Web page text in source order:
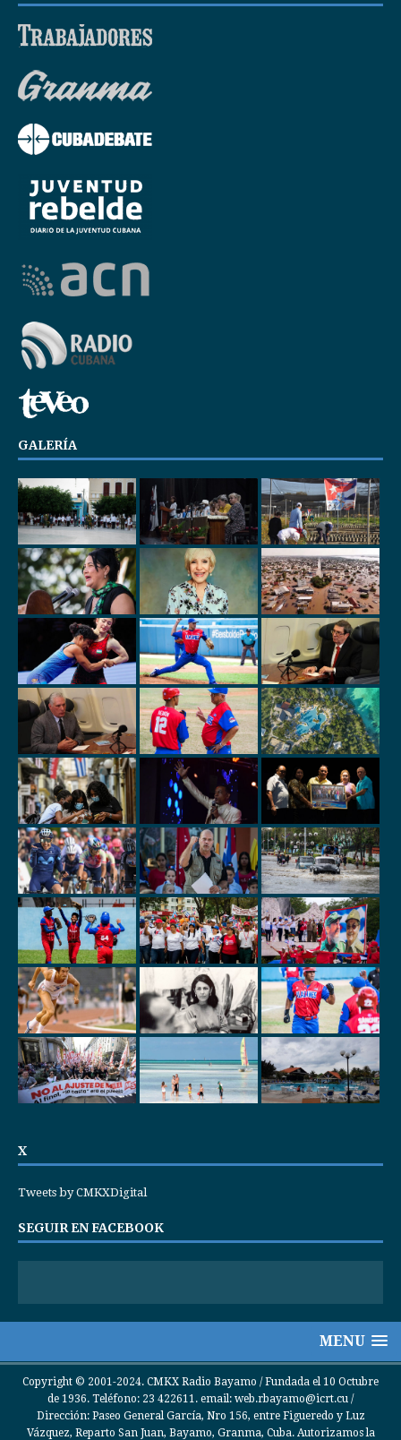
GALERÍA
X
Tweets by CMKXDigital
SEGUIR EN FACEBOOK
MENU
Copyright © 2001-2024. CMKX Radio Bayamo / Fundada el 10 Octubre
de 1936. Teléfono: 23 422611. email: web.rbayamo@icrt.cu /
Dirección: Paseo General García, Nro 156, entre Figueredo y Luz
Vázquez, Reparto San Juan, Bayamo, Granma, Cuba. Autorizamos la